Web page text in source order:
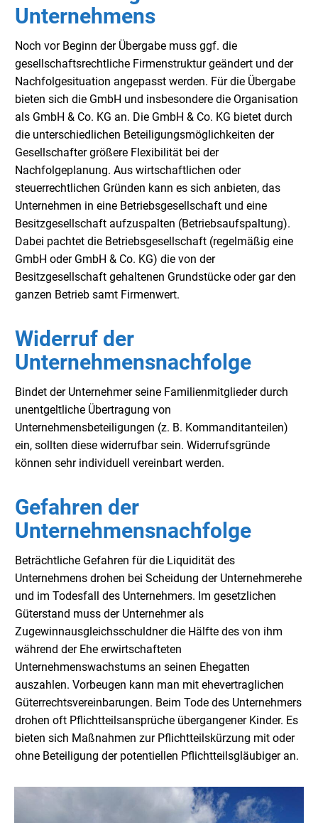
Unternehmens
Noch vor Beginn der Übergabe muss ggf. die
gesellschaftsrechtliche Firmenstruktur geändert und der
Nachfolgesituation angepasst werden. Für die Übergabe
bieten sich die GmbH und insbesondere die Organisation
als GmbH & Co. KG an. Die GmbH & Co. KG bietet durch
die unterschiedlichen Beteiligungsmöglichkeiten der
Gesellschafter größere Flexibilität bei der
Nachfolgeplanung. Aus wirtschaftlichen oder
steuerrechtlichen Gründen kann es sich anbieten, das
Unternehmen in eine Betriebsgesellschaft und eine
Besitzgesellschaft aufzuspalten (Betriebsaufspaltung).
Dabei pachtet die Betriebsgesellschaft (regelmäßig eine
GmbH oder GmbH & Co. KG) die von der
Besitzgesellschaft gehaltenen Grundstücke oder gar den
ganzen Betrieb samt Firmenwert.
Widerruf der
Unternehmensnachfolge
Bindet der Unternehmer seine Familienmitglieder durch
unentgeltliche Übertragung von
Unternehmensbeteiligungen (z. B. Kommanditanteilen)
ein, sollten diese widerrufbar sein. Widerrufsgründe
können sehr individuell vereinbart werden.
Gefahren der
Unternehmensnachfolge
Beträchtliche Gefahren für die Liquidität des
Unternehmens drohen bei Scheidung der Unternehmerehe
und im Todesfall des Unternehmers. Im gesetzlichen
Güterstand muss der Unternehmer als
Zugewinnausgleichsschuldner die Hälfte des von ihm
während der Ehe erwirtschafteten
Unternehmenswachstums an seinen Ehegatten
auszahlen. Vorbeugen kann man mit ehevertraglichen
Güterrechtsvereinbarungen. Beim Tode des Unternehmers
drohen oft Pflichtteilsansprüche übergangener Kinder. Es
bieten sich Maßnahmen zur Pflichtteilskürzung mit oder
ohne Beteiligung der potentiellen Pflichtteilsgläubiger an.